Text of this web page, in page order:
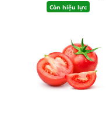
Còn hiệu lực